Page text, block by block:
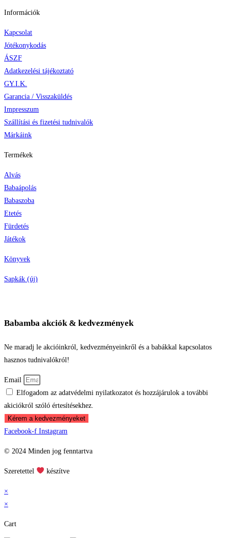
Információk
Kapcsolat
Jótékonykodás
ÁSZF
Adatkezelési tájékoztató
GY.I.K.
Garancia / Visszaküldés
Impresszum
Szállítási és fizetési tudnivalók
Márkáink
Termékek
Alvás
Babaápolás
Babaszoba
Etetés
Fürdetés
Játékok
Könyvek
Sapkák (új)
Babamba akciók & kedvezmények
Ne maradj le akcióinkról, kedvezményeinkről és a babákkal kapcsolatos
hasznos tudnivalókról!
Email
Elfogadom az adatvédelmi nyilatkozatot és hozzájárulok a további
akiciókról szóló értesítésekhez.
Kérem a kedvezményeket
Facebook-f Instagram
© 2024 Minden jog fenntartva
Szeretettel készítve
×
×
Cart